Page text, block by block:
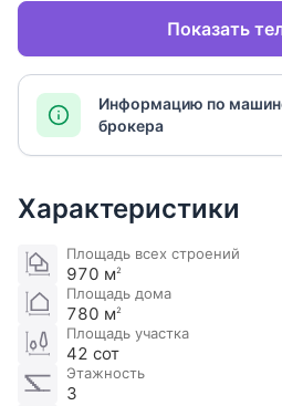
Показать
Информацию по
брокера
Характеристики
Площадь всех строений
970 м2
Площадь дома
780 м2
Площадь участка
42 сот
Этажность
3